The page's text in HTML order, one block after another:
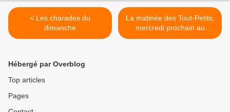
< Les charades du
dimanche
La matinée des Tout-Petits,
mercredi prochain au
Verger du manoir à
Hébergé par Overblog
Top articles
Pages